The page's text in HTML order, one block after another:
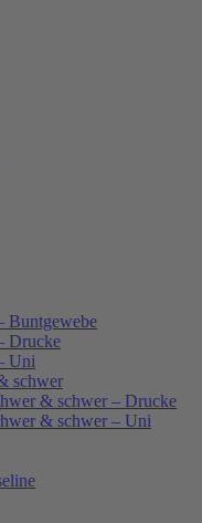
Buntgewebe
Drucke
Uni
schwer
& schwer – Drucke
& schwer – Uni